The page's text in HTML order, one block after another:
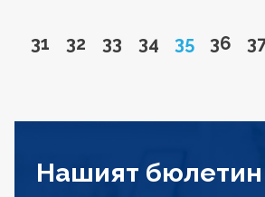
Go to page
31 Go to page
32 Go to page
33 Go to page
34 Page
35 Go to
36
Нашият бюлетин